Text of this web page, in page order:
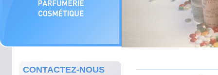
CONTACTEZ-NOUS